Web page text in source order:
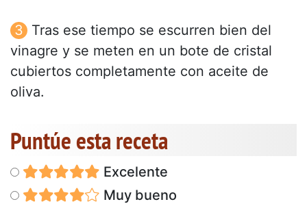
Tras ese tiempo se escurren bien del
vinagre y se meten en un bote de cristal
cubiertos completamente con aceite de
oliva.
Puntúe esta receta
Excelente
Muy bueno